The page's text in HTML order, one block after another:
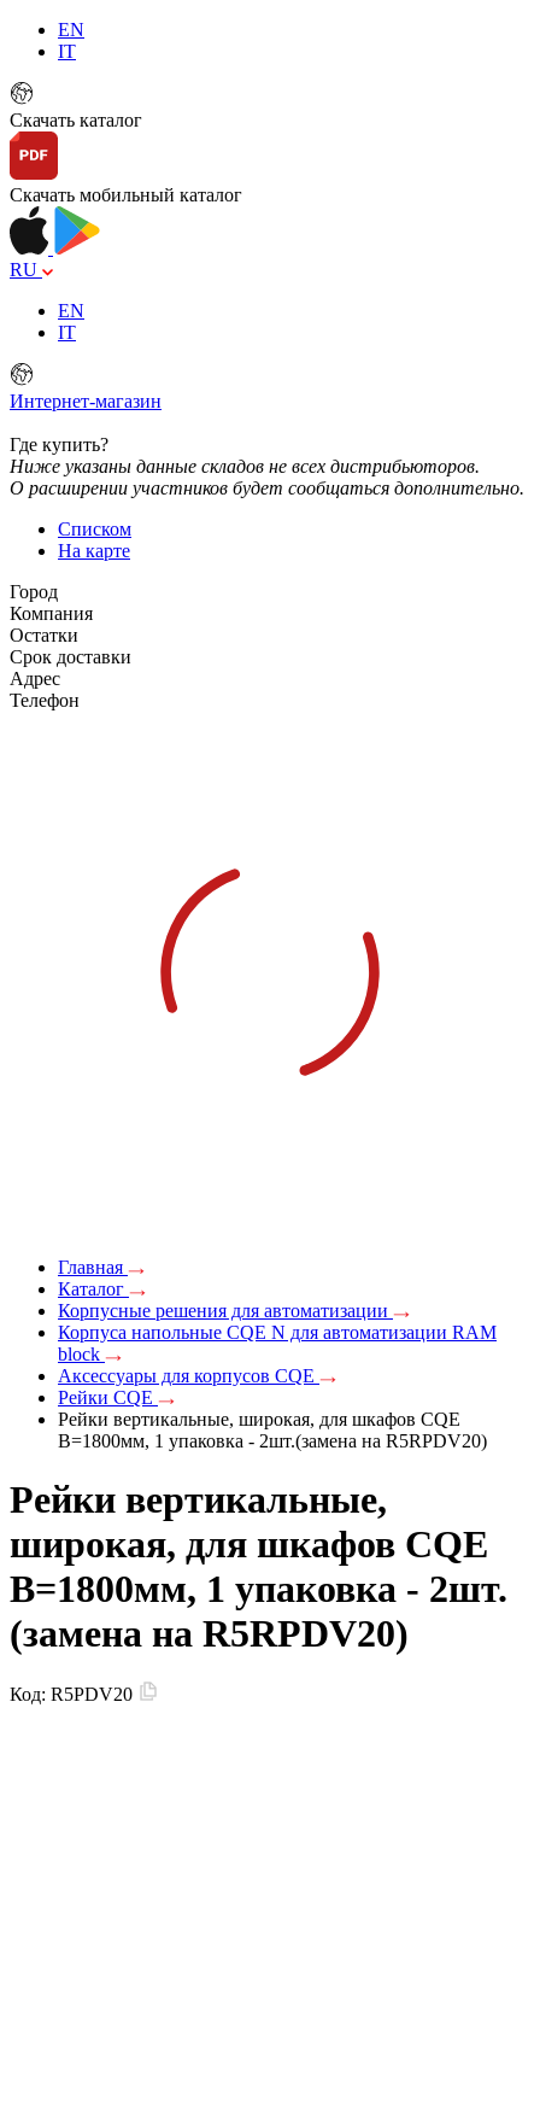
EN
IT
Скачать каталог
Скачать мобильный каталог
RU
EN
IT
Интернет-магазин
Где купить?
Ниже указаны данные складов не всех дистрибьюторов.
О расширении участников будет сообщаться дополнительно.
Списком
На карте
Город
Компания
Остатки
Срок доставки
Адрес
Телефон
Главная
Каталог
Корпусные решения для автоматизации
Корпуса напольные CQE N для автоматизации RAM
block
Аксессуары для корпусов CQE
Рейки CQE
Рейки вертикальные, широкая, для шкафов CQE
В=1800мм, 1 упаковка - 2шт.(замена на R5RPDV20)
Рейки вертикальные,
широкая, для шкафов CQE
В=1800мм, 1 упаковка - 2шт.
(замена на R5RPDV20)
Код: R5PDV20